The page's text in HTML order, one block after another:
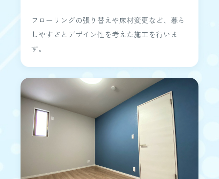
フローリングの張り替えや床材変更など、暮ら
しやすさとデザイン性を考えた施工を行いま
す。